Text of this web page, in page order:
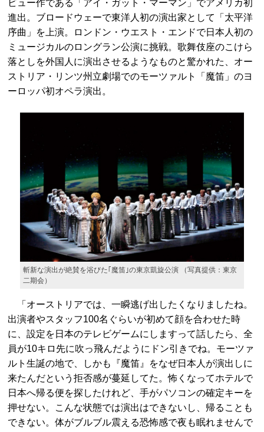
ビュー作である「アイ・ガット・マーマン」でアメリカ初
進出。ブロードウェーで東洋人初の演出家として「太平洋
序曲」を上演。ロンドン・ウエスト・エンドで日本人初の
ミュージカルのロングラン公演に挑戦。歌舞伎座のこけら
落としを外国人に演出させるようなものと驚かれた、オー
ストリア・リンツ州立劇場でのモーツァルト「魔笛」のヨ
ーロッパ初オペラ演出。
斬新な演出が絶賛を浴びた｢魔笛｣の東京凱旋公演 （写真提供：東京
二期会）
「オーストリアでは、一瞬逃げ出したくなりましたね。
出演者やスタッフ100名ぐらいが初めて顔を合わせた時
に、設定を日本のテレビゲームにしますって話したら、全
員が10キロ先に吹っ飛んだようにドン引きでね。モーツァ
ルト生誕の地で、しかも『魔笛』をなぜ日本人が演出しに
来たんだという拒否感が蔓延してた。怖くなってホテルで
日本へ帰る便を探したけれど、手がパソコンの確定キーを
押せない。こんな状態では演出はできないし、帰ることも
できない。体がブルブル震える恐怖感で夜も眠れませんで